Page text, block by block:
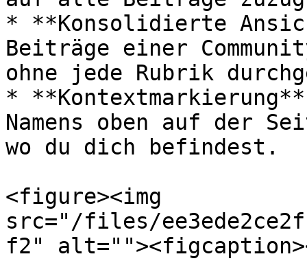
* **Konsolidierte
Beiträge einer
ohne jede Rubrik
*
Namens oben auf der
wo du dich befindest.
<figure><img
src="/files/
f2"